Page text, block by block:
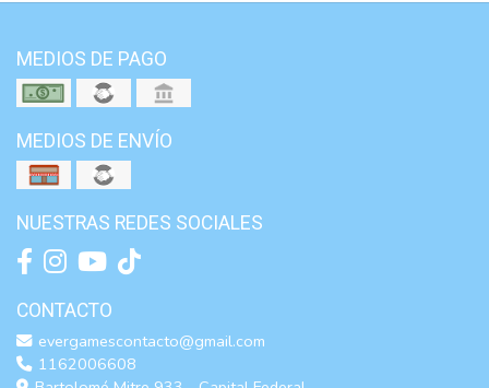
MEDIOS DE PAGO
MEDIOS DE ENVÍO
NUESTRAS REDES SOCIALES
CONTACTO
evergamescontacto@gmail.com
1162006608